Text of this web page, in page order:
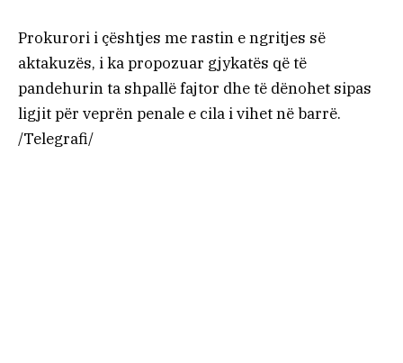
Prokurori i çështjes me rastin e ngritjes së
aktakuzës, i ka propozuar gjykatës që të
pandehurin ta shpallë fajtor dhe të dënohet sipas
ligjit për veprën penale e cila i vihet në barrë.
/Telegrafi/